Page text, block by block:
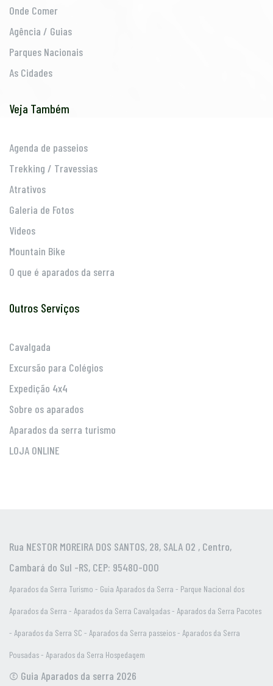
Onde Comer
Agência / Guias
Parques Nacionais
As Cidades
Veja Também
Agenda de passeios
Trekking / Travessias
Atrativos
Galeria de Fotos
Videos
Mountain Bike
O que é aparados da serra
Outros Serviços
Cavalgada
Excursão para Colégios
Expedição 4x4
Sobre os aparados
Aparados da serra turismo
LOJA ONLINE
Rua NESTOR MOREIRA DOS SANTOS, 28, SALA 02 , Centro,
Cambará do Sul -RS, CEP: 95480-000
Aparados da Serra Turismo - Guia Aparados da Serra - Parque Nacional dos
Aparados da Serra - Aparados da Serra Cavalgadas - Aparados da Serra Pacotes
- Aparados da Serra SC - Aparados da Serra passeios - Aparados da Serra
Pousadas - Aparados da Serra Hospedagem
© Guia Aparados da serra 2026